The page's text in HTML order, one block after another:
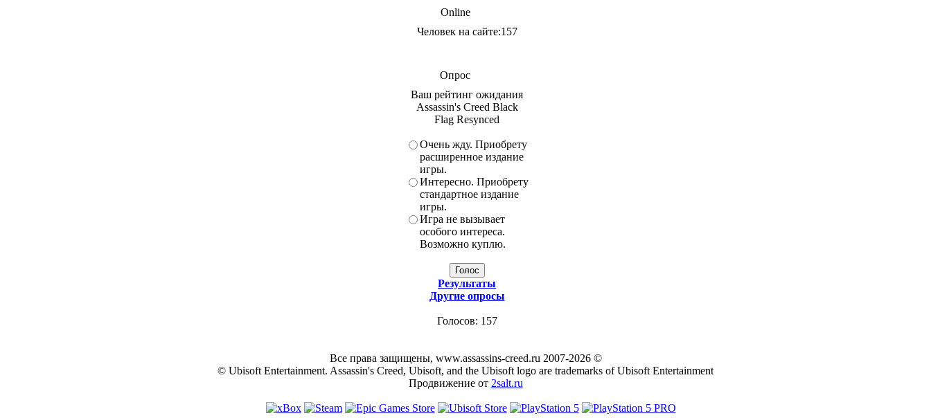
Online
Человек на сайте:157
Опрос
Ваш рейтинг ожидания
Assassin's Creed Black
Flag Resynced
Очень жду. Приобрету
расширенное издание
игры.
Интересно. Приобрету
стандартное издание
игры.
Игра не вызывает
особого интереса.
Возможно куплю.
Результаты
Другие опросы
Голосов: 157
Все права защищены, www.assassins-creed.ru 2007-2026 ©
© Ubisoft Entertainment. Assassin's Creed, Ubisoft, and the Ubisoft logo are trademarks of Ubisoft Entertainment
Продвижение от 2salt.ru